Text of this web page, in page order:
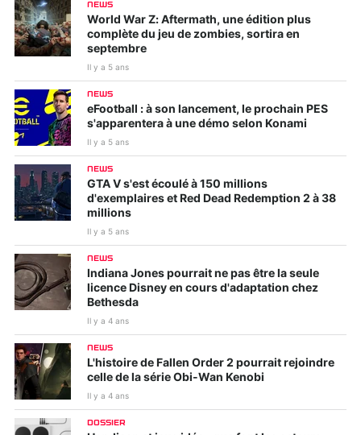
NEWS
World War Z: Aftermath, une édition plus
complète du jeu de zombies, sortira en
septembre
Il y a 5 ans
NEWS
eFootball : à son lancement, le prochain PES
s'apparentera à une démo selon Konami
Il y a 5 ans
NEWS
GTA V s'est écoulé à 150 millions
d'exemplaires et Red Dead Redemption 2 à 38
millions
Il y a 5 ans
NEWS
Indiana Jones pourrait ne pas être la seule
licence Disney en cours d'adaptation chez
Bethesda
Il y a 4 ans
NEWS
L'histoire de Fallen Order 2 pourrait rejoindre
celle de la série Obi-Wan Kenobi
Il y a 4 ans
DOSSIER